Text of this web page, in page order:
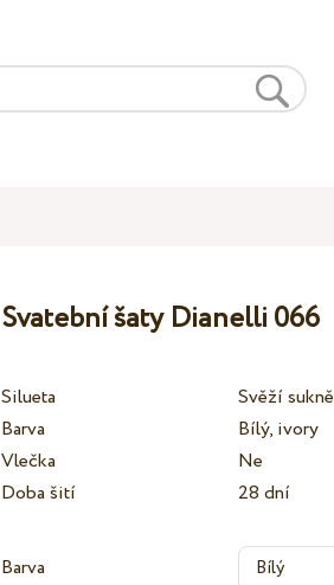
Svatební šaty Dianelli 066
Silueta
Svěží sukně
Barva
Bílý, ivory
Vlečka
Ne
Doba šití
28 dní
Barva